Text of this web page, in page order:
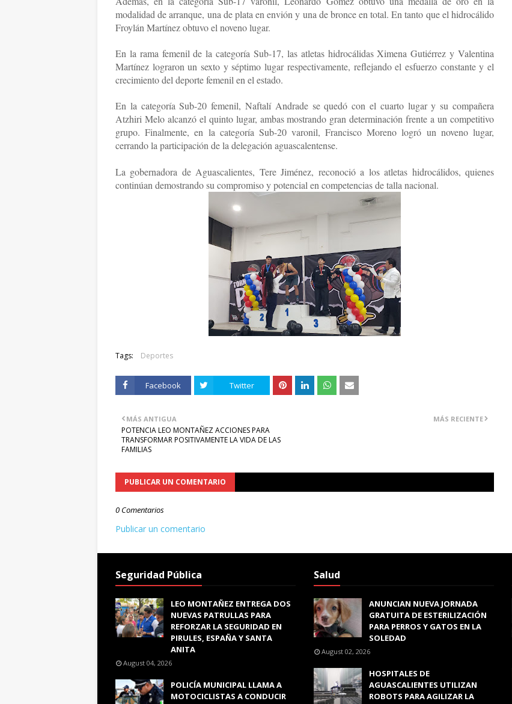
modalidad de arranque, una de plata en envión y una de bronce en total. En tanto que el hidrocálido
Froylán Martínez obtuvo el noveno lugar.
En la rama femenil de la categoría Sub-17, las atletas hidrocálidas Ximena Gutiérrez y Valentina
Martínez lograron un sexto y séptimo lugar respectivamente, reflejando el esfuerzo constante y el
crecimiento del deporte femenil en el estado.
En la categoría Sub-20 femenil, Naftalí Andrade se quedó con el cuarto lugar y su compañera
Atzhiri Melo alcanzó el quinto lugar, ambas mostrando gran determinación frente a un competitivo
grupo. Finalmente, en la categoría Sub-20 varonil, Francisco Moreno logró un noveno lugar,
cerrando la participación de la delegación aguascalentense.
La gobernadora de Aguascalientes, Tere Jiménez, reconoció a los atletas hidrocálidos, quienes
continúan demostrando su compromiso y potencial en competencias de talla nacional.
Tags: Deportes
Facebook Twitter
MÁS RECIENTE
MÁS ANTIGUA
POTENCIA LEO MONTAÑEZ ACCIONES PARA
TRANSFORMAR POSITIVAMENTE LA VIDA DE LAS
FAMILIAS
PUBLICAR UN COMENTARIO
0 Comentarios
Publicar un comentario
Seguridad Pública
LEO MONTAÑEZ ENTREGA DOS
NUEVAS PATRULLAS PARA
REFORZAR LA SEGURIDAD EN
PIRULES, ESPAÑA Y SANTA
ANITA
August 04, 2026
POLICÍA MUNICIPAL LLAMA A
MOTOCICLISTAS A CONDUCIR
Salud
ANUNCIAN NUEVA JORNADA
GRATUITA DE ESTERILIZACIÓN
PARA PERROS Y GATOS EN LA
SOLEDAD
August 02, 2026
HOSPITALES DE
AGUASCALIENTES UTILIZAN
ROBOTS PARA AGILIZAR LA